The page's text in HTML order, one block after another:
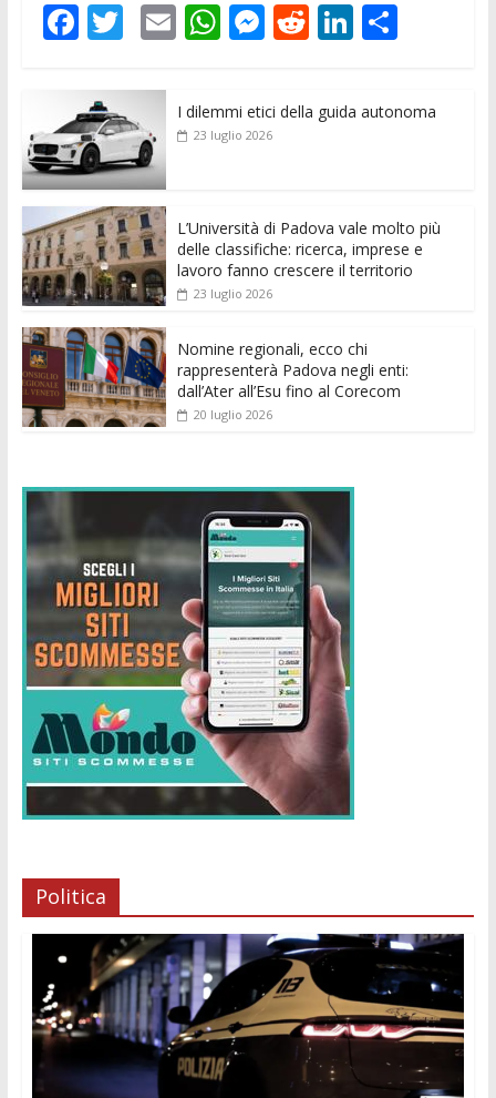
F
e
b
o
o
k
T
itt
er
E
ai
l
W
s
p
M
ss
e
er
R
di
Li
e
C
di
I dilemmi etici della guida autonoma
23 luglio 2026
L’Università di Padova vale molto più
delle classifiche: ricerca, imprese e
lavoro fanno crescere il territorio
23 luglio 2026
Nomine regionali, ecco chi
rappresenterà Padova negli enti:
dall’Ater all’Esu fino al Corecom
20 luglio 2026
Politica